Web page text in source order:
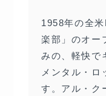
1958年の全
楽部」のオー
みの、軽快で
メンタル・ロ
す。アル・ク